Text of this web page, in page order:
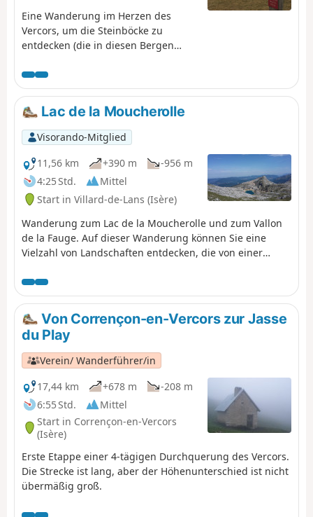
Eine Wanderung im Herzen des
Vercors, um die Steinböcke zu
entdecken (die in diesen Bergen
Und als Belohnung erwartet Sie bei
Ihrer Ankunft ein wunderschöner
Panoramablick auf die umliegenden
Berge.Lac de la Moucherolle
Visorando-Mitglied
11,56 km
+390 m
-956 m
4:25 Std.
Mittel
Start in Villard-de-Lans (Isère)
Wanderung zum Lac de la Moucherolle und zum Vallon
de la Fauge. Auf dieser Wanderung können Sie eine
Vielzahl von Landschaften entdecken, die von einer
schönen Ausblicken auf den gesamten nördlichen
Vercors reichen.
Von Corrençon-en-Vercors zur Jasse
du Play
Verein/ Wanderführer/in
17,44 km
+678 m
-208 m
6:55 Std.
Mittel
Start in Corrençon-en-Vercors
(Isère)
Erste Etappe einer 4-tägigen Durchquerung des Vercors.
Die Strecke ist lang, aber der Höhenunterschied ist nicht
übermäßig groß.